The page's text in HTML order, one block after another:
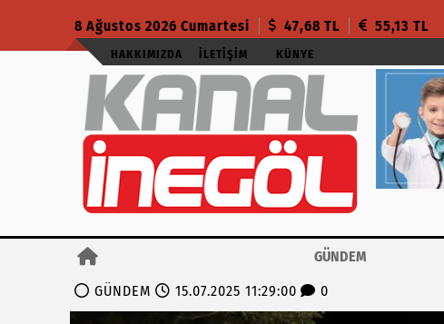
8 Ağustos 2026 Cumartesi 47,68 TL 55,13 TL
HAKKIMIZDA İLETIŞIM KÜNYE
GÜNDEM
GÜNDEM
15.07.2025 11:29:00 0